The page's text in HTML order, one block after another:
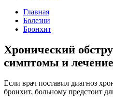
Главная
Болезни
Бронхит
Хронический
симптомы и
Если врач поставил диагноз
бронхит, больному предстоит